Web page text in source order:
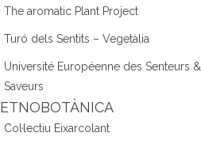
The aromatic Plant Project
Turó dels Sentits – Vegetàlia
Université Européenne des Senteurs &
Saveurs
ETNOBOTÀNICA
Col·lectiu Eixarcolant